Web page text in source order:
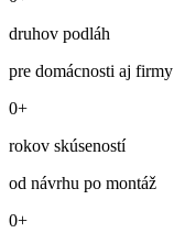
druhov podláh
pre domácnosti aj firmy
0+
rokov skúseností
od návrhu po montáž
0+